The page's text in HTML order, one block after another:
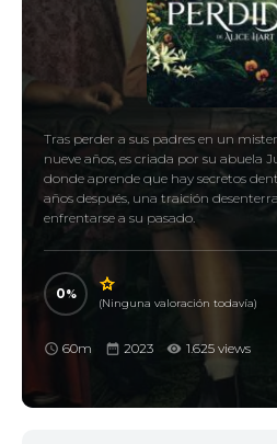
Tras perder a sus padres en un
nueve años, es criada por su abuela
donde aprende que hay secretos
años después, una traición
enfrentarse a su pasado.
0
(Ninguna valoración todavía)
60m 2023 1.625 views